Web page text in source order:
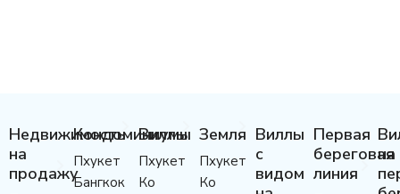
Недвижимость
на
продажу
Кондоминиумы
Пхукет
Бангкок
Виллы
Пхукет
Ко
Земля
Пхукет
Ко
Виллы
с
видом
Первая
береговая
линия
на